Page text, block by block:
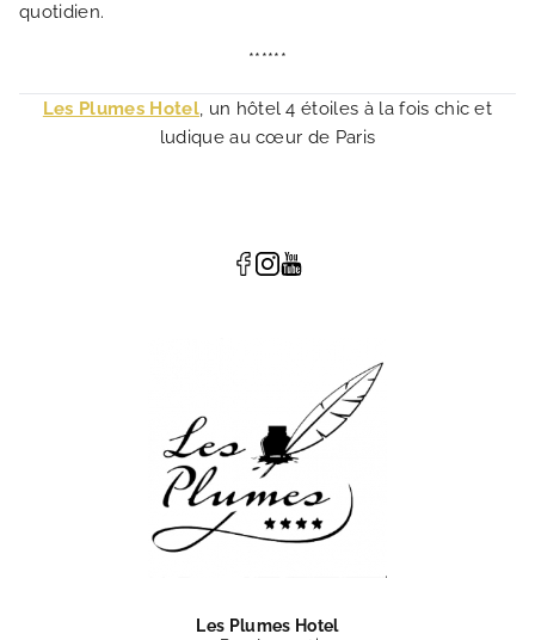
quotidien.
******
Les Plumes Hotel, un hôtel 4 étoiles à la fois chic et
ludique au cœur de Paris
Les Plumes Hotel